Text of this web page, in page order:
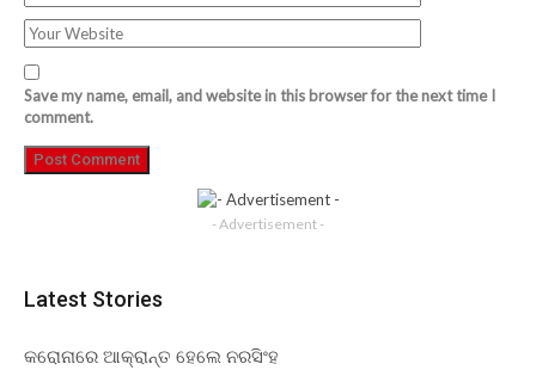
Save my name, email, and website in this browser for the next time I
comment.
- Advertisement -
Latest Stories
କରୋନାରେ ଆକ୍ରାନ୍ତ ହେଲେ ନରସିଂହ